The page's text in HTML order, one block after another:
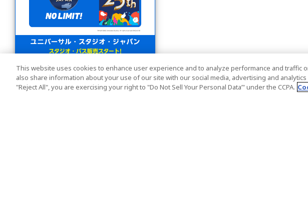
This website uses cookies to enhance user experience and to analyze performance and traffic
also share information about your use of our site with our social media, advertising and analytics
"Reject All", you are exercising your right to "Do Not Sell Your Personal Data’" under the CCPA.